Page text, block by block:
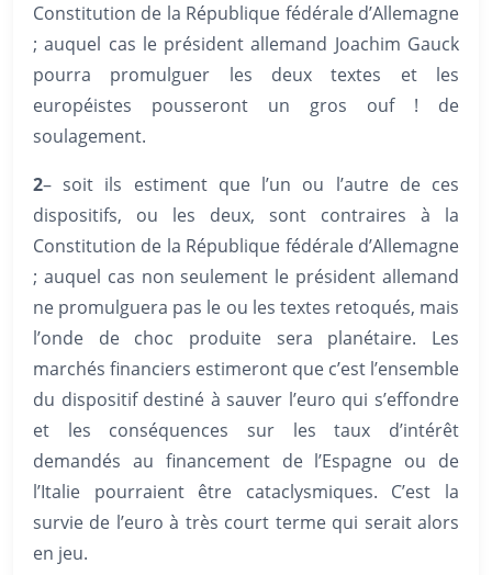
Constitution de la République fédérale d’Allemagne
; auquel cas le président allemand Joachim Gauck
pourra promulguer les deux textes et les
européistes pousseront un gros ouf ! de
soulagement.
2– soit ils estiment que l’un ou l’autre de ces
dispositifs, ou les deux, sont contraires à la
Constitution de la République fédérale d’Allemagne
; auquel cas non seulement le président allemand
ne promulguera pas le ou les textes retoqués, mais
l’onde de choc produite sera planétaire. Les
marchés financiers estimeront que c’est l’ensemble
du dispositif destiné à sauver l’euro qui s’effondre
et les conséquences sur les taux d’intérêt
demandés au financement de l’Espagne ou de
l’Italie pourraient être cataclysmiques. C’est la
survie de l’euro à très court terme qui serait alors
en jeu.